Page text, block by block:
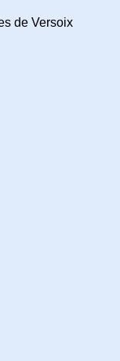
de Versoix